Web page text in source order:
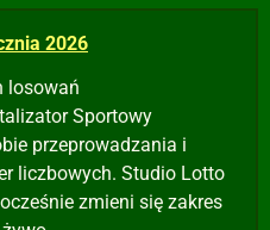
2026
losowań
Sportowy
przeprowadzania i
liczbowych. Studio Lotto
zmieni się zakres